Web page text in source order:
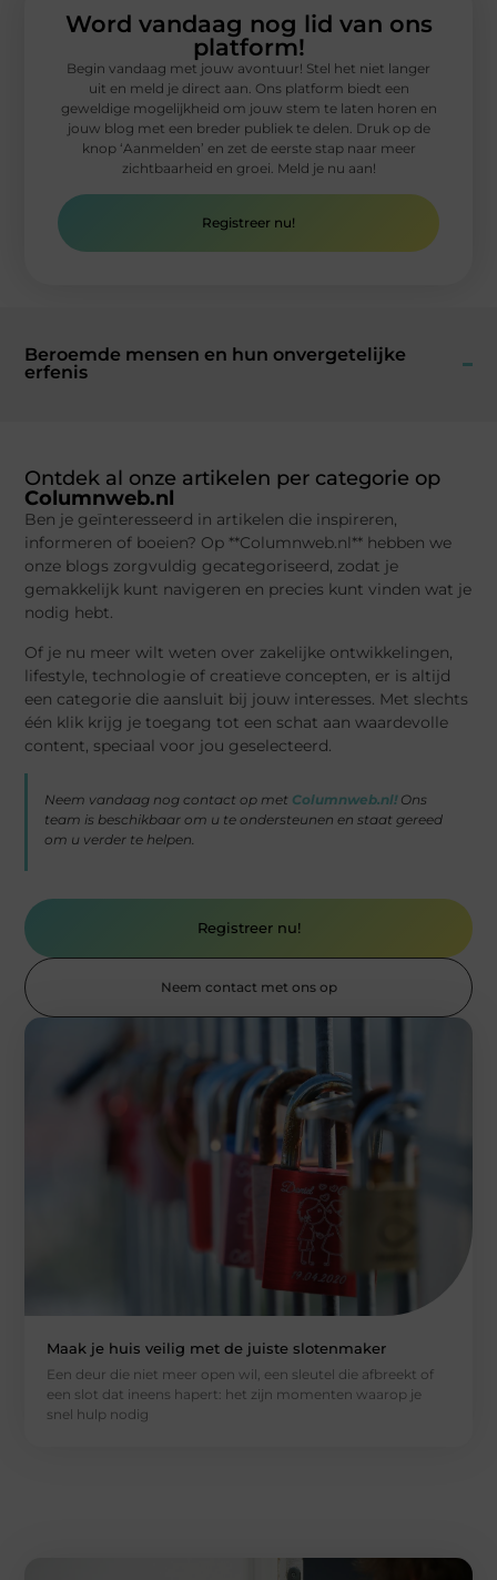
Word vandaag nog lid van ons
platform!
Begin vandaag met jouw avontuur! Stel het niet langer
uit en meld je direct aan. Ons platform biedt een
geweldige mogelijkheid om jouw stem te laten horen en
jouw blog met een breder publiek te delen. Druk op de
knop ‘Aanmelden’ en zet de eerste stap naar meer
zichtbaarheid en groei. Meld je nu aan!
Registreer nu!
Beroemde mensen en hun onvergetelijke
erfenis
Ontdek al onze artikelen per categorie op
Columnweb.nl
Ben je geïnteresseerd in artikelen die inspireren,
informeren of boeien? Op **Columnweb.nl** hebben we
onze blogs zorgvuldig gecategoriseerd, zodat je
gemakkelijk kunt navigeren en precies kunt vinden wat je
nodig hebt.
Of je nu meer wilt weten over zakelijke ontwikkelingen,
lifestyle, technologie of creatieve concepten, er is altijd
een categorie die aansluit bij jouw interesses. Met slechts
één klik krijg je toegang tot een schat aan waardevolle
content, speciaal voor jou geselecteerd.
Neem vandaag nog contact op met Columnweb.nl!Ons
team is beschikbaar om u te ondersteunen en staat gereed
om u verder te helpen.
Registreer nu!
Neem contact met ons op
Maak je huis veilig met de juiste slotenmaker
Een deur die niet meer open wil, een sleutel die afbreekt of
een slot dat ineens hapert: het zijn momenten waarop je
snel hulp nodig